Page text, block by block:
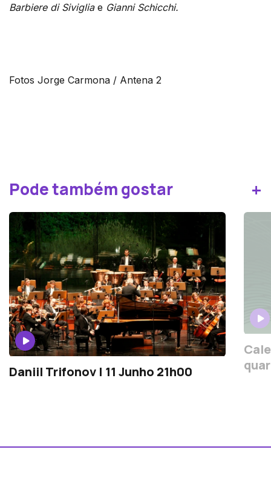
Barbiere di Siviglia e Gianni Schicchi.
Fotos Jorge Carmona / Antena 2
Pode também gostar +
Daniil Trifonov | 11 Junho 21h00